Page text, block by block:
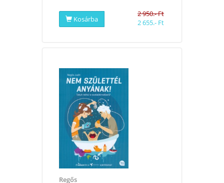
Kosárba
2 950.- Ft
2 655.- Ft
Regős